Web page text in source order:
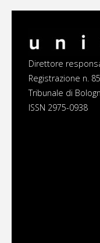
Direttore
Registrazione n.
Tribunale di
ISSN 2975-0938